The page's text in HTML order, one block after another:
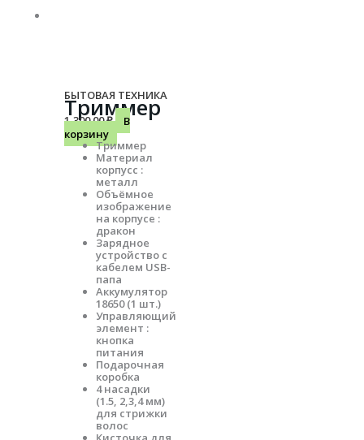
БЫТОВАЯ ТЕХНИКА
Триммер
1,300.00₽
В
корзину
Триммер
Материал
корпусс :
металл
Объёмное
изображение
на корпусе :
дракон
Зарядное
устройство с
кабелем USB-
папа
Аккумулятор
18650 (1 шт.)
Управляющий
элемент :
кнопка
питания
Подарочная
коробка
4 насадки
(1.5, 2,3,4 мм)
для стрижки
волос